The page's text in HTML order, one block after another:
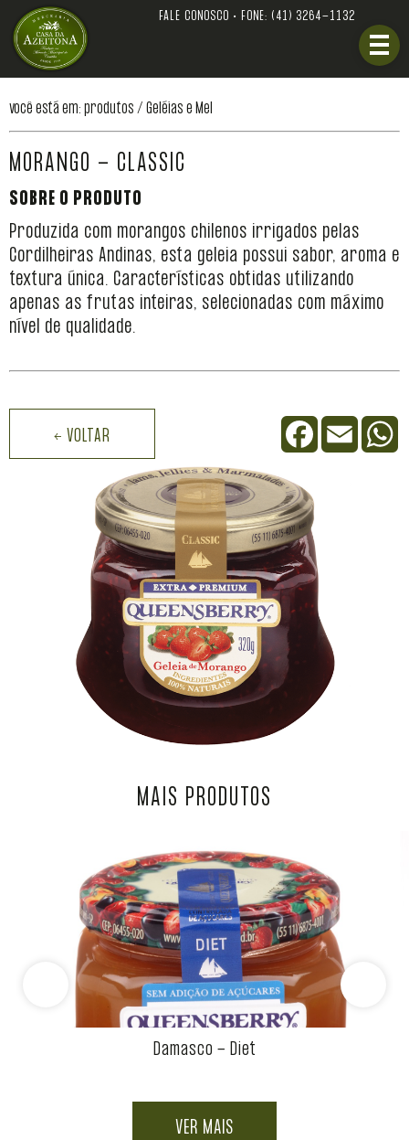
FALE CONOSCO • FONE: (41) 3264-1132
você está em: produtos / Geléias e Mel
MORANGO - CLASSIC
SOBRE O PRODUTO
Produzida com morangos chilenos irrigados pelas
Cordilheiras Andinas, esta geleia possui sabor, aroma e
textura única. Características obtidas utilizando
apenas as frutas inteiras, selecionadas com máximo
nível de qualidade.
← VOLTAR
FacebookEmail
MAIS PRODUTOS
Damasco - Diet
VER MAIS